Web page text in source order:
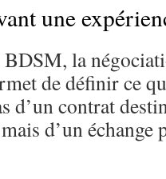
une
la
de définir ce
d’un contrat
d’un